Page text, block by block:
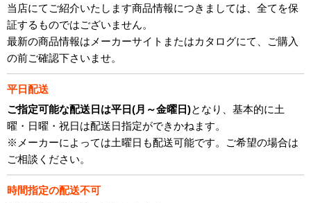
当店にてご紹介いたします商品情報につきましては、全てを保
証するものではございません。
最新の商品情報はメーカーサイトまたはカタログにて、ご購入
の前ご確認下さいませ。
平日配送
ご指定可能な配送日は平日(月～金曜日)となり、基本的に土
曜・日曜・祝日は配送日指定ができかねます。
※メーカーによっては土曜日も配送可能です。ご希望の場合は
ご相談ください。
時間指定の配送不可